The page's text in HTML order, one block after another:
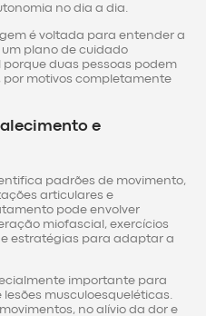
no dia a dia.
é voltada para entender a
plano de cuidado
porque duas pessoas podem
por motivos completamente
e
padrões de movimento,
articulares e
pode envolver
miofascial, exercícios
estratégias para adaptar a
importante para
musculoesqueléticas.
no alívio da dor e